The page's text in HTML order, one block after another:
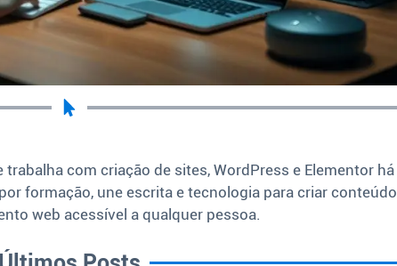
trabalha com criação de sites, WordPress e Elementor há
formação, une escrita e tecnologia para criar conteúdo
web acessível a qualquer pessoa.